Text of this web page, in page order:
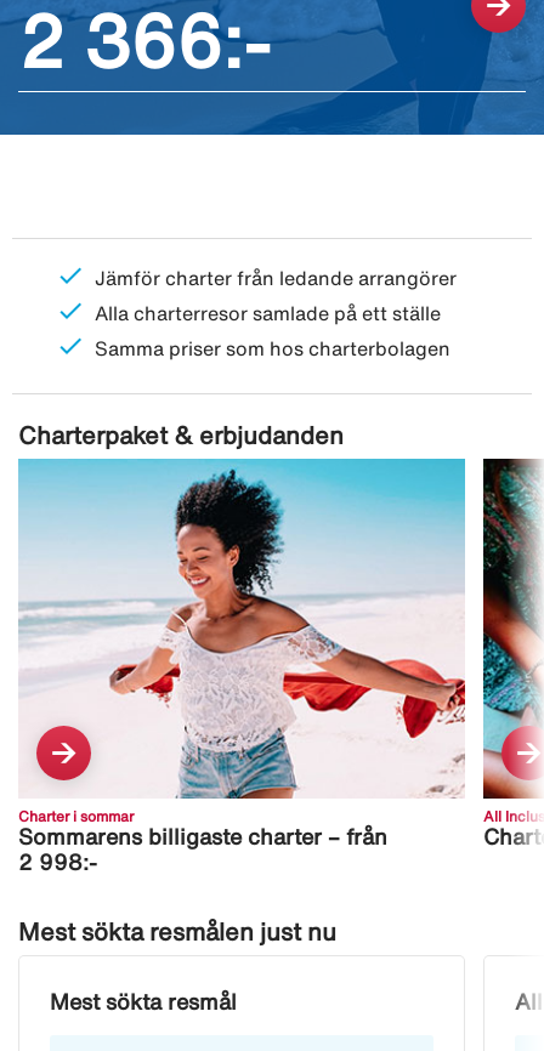
2 366:-
check Jämför charter från ledande arrangörer
check Alla charterresor samlade på ett ställe
check Samma priser som hos charterbolagen
Charterpaket & erbjudanden
Charter i sommar
Sommarens billigaste charter – från
2 998:-
All
Mest sökta resmålen just nu
Mest sökta resmål